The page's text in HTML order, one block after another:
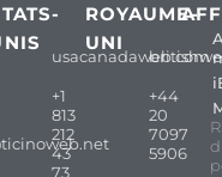
usacanadaweb.com
+1
813
212
43
73
ROYAUME-
UNI
+44
20
7097
5906